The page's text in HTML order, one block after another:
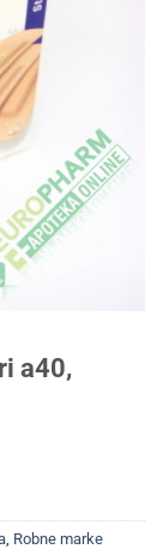
a40,
Robne marke